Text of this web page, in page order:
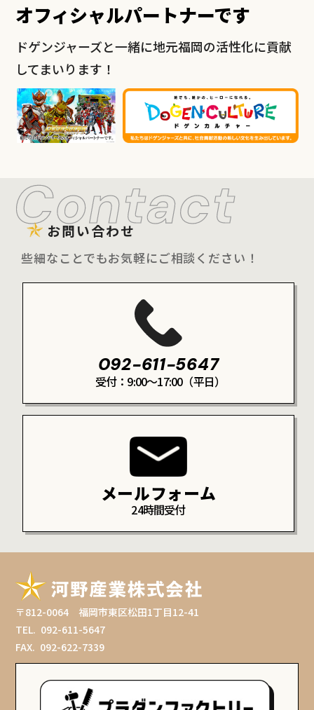
オフィシャルパートナーです
ドゲンジャーズと一緒に地元福岡の活性化に貢献
してまいります！
お問い合わせ
些細なことでもお気軽にご相談ください！
092-611-5647
受付：9:00～17:00（平日）
メールフォーム
24時間受付
〒812-0064 福岡市東区松田1丁目12-41
TEL. 092-611-5647
FAX. 092-622-7339